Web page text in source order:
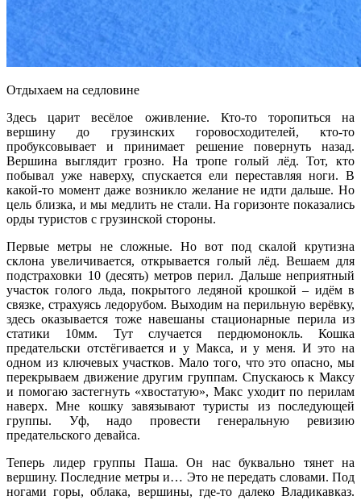
Отдыхаем на седловине
Здесь царит весёлое оживление. Кто-то торопиться на
вершину до грузинских горовосходителей, кто-то
пробуксовывает и принимает решение повернуть назад.
Вершина выглядит грозно. На тропе голый лёд. Тот, кто
побывал уже наверху, спускается ели переставляя ноги. В
какой-то момент даже возникло желание не идти дальше. Но
цель близка, и мы медлить не стали. На горизонте показались
орды туристов с грузинской стороны.
Первые метры не сложные. Но вот под скалой крутизна
склона увеличивается, открывается голый лёд. Вешаем для
подстраховки 10 (десять) метров перил. Дальше неприятный
участок голого льда, покрытого ледяной крошкой – идём в
связке, страхуясь ледорубом. Выходим на перильную верёвку,
здесь оказывается тоже навешаны стационарные перила из
статики 10мм. Тут случается пердюмонокль. Кошка
предательски отстёгивается и у Макса, и у меня. И это на
одном из ключевых участков. Мало того, что это опасно, мы
перекрываем движение другим группам. Спускаюсь к Максу
и помогаю застегнуть «хвостатую», Макс уходит по перилам
наверх. Мне кошку завязывают туристы из последующей
группы. Уф, надо провести генеральную ревизию
предательского девайса.
Теперь лидер группы Паша. Он нас буквально тянет на
вершину. Последние метры и… Это не передать словами. Под
ногами горы, облака, вершины, где-то далеко Владикавказ.